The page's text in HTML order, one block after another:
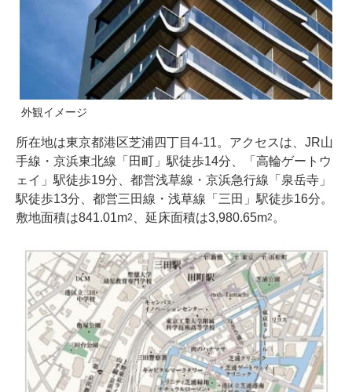
外観イメージ
所在地は東京都港区芝浦四丁目4-11。アクセスは、JR山
手線・京浜東北線「田町」駅徒歩14分、「高輪ゲートウ
ェイ」駅徒歩19分、都営浅草線・京浜急行線「泉岳寺」
駅徒歩13分、都営三田線・浅草線「三田」駅徒歩16分。
敷地面積は841.01m2 、延床面積は3,980.65m2 。